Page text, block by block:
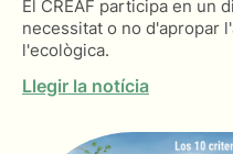
El CREAF participa en un
necessitat o no d'apropar
l'ecològica.
Llegir la notícia